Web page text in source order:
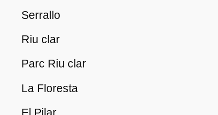
Serrallo
Riu clar
Parc Riu clar
La Floresta
El Pilar